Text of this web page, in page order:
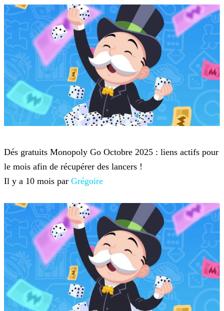
Dés gratuits Monopoly Go Octobre 2025 : liens actifs pour
le mois afin de récupérer des lancers !
Il y a 10 mois par Grégoire